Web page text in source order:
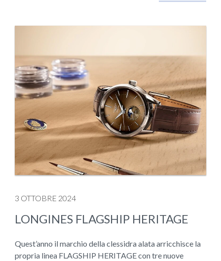
3 OTTOBRE 2024
LONGINES FLAGSHIP HERITAGE
Quest’anno il marchio della clessidra alata arricchisce la
propria linea FLAGSHIP HERITAGE con tre nuove